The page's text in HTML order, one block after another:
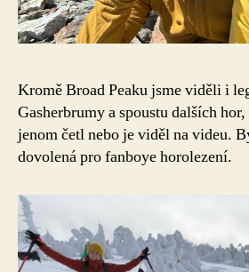
Kromě Broad Peaku jsme viděli i
Gasherbrumy a spoustu dalších
jenom četl nebo je viděl na videu.
dovolená pro fanboye horolezení.